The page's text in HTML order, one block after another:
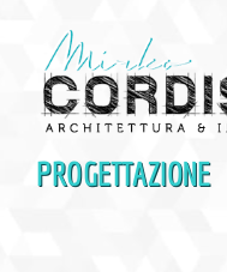
contenuto
PROGETTAZIONE